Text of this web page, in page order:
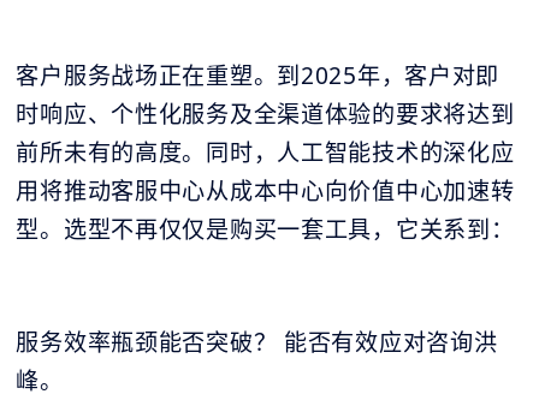
客户服务战场正在重塑。到2025年，客户对即
时响应、个性化服务及全渠道体验的要求将达到
前所未有的高度。同时，人工智能技术的深化应
用将推动客服中心从成本中心向价值中心加速转
型。选型不再仅仅是购买一套工具，它关系到：
服务效率瓶颈能否突破？ 能否有效应对咨询洪
峰。